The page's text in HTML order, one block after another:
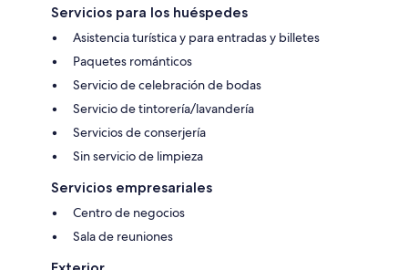
Servicios para los huéspedes
Asistencia turística y para entradas y billetes
Paquetes románticos
Servicio de celebración de bodas
Servicio de tintorería/lavandería
Servicios de conserjería
Sin servicio de limpieza
Servicios empresariales
Centro de negocios
Sala de reuniones